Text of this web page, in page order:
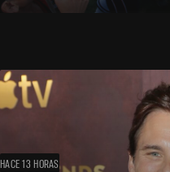
HACE 13 HORAS